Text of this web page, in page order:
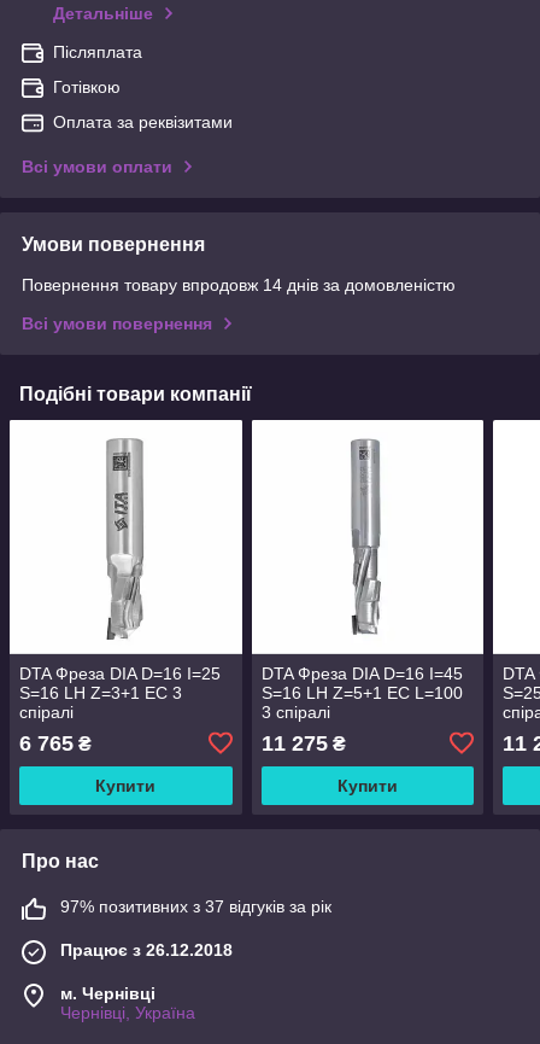
Детальніше
Післяплата
Готівкою
Оплата за реквізитами
Всі умови оплати
Умови повернення
Повернення товару впродовж 14 днів за домовленістю
Всі умови повернення
Подібні товари компанії
DTA Фреза DIA D=16 I=25
S=16 LH Z=3+1 EC 3
спіралі
6 765 ₴
Купити
DTA Фреза DIA D=16 I=45
S=16 LH Z=5+1 EC L=100
3 спіралі
11 275₴
Купити
11
Про нас
97% позитивних з 37 відгуків за рік
Працює з 26.12.2018
м. Чернівці
Чернівці, Україна